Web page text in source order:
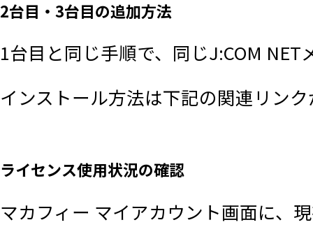
ることを保証しないものとします。
当社は、本サービスが、第三者の
影響を及ぼさないこと、その他不
を一切保証しないものとします。
2台目・3台目の追加方法
1台目と同じ手順で、同じJ:COM
インストール方法は下記の関連リン
ライセンス使用状況の確認
マカフィー マイアカウント画面に、